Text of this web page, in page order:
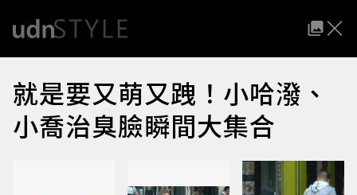
就是要又萌又跩！小哈潑、
小喬治臭臉瞬間大集合